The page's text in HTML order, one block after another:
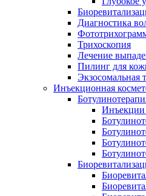
Диагностика
Трихоскопия
Лечение
Пилинг для
Экзосомальная
Инъекционная
Инъекции